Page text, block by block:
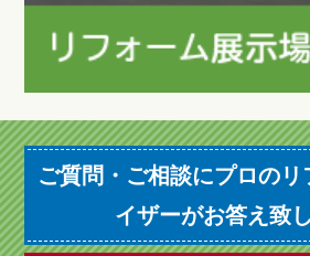
ご質問・ご相談にプロの
イザーがお答え致